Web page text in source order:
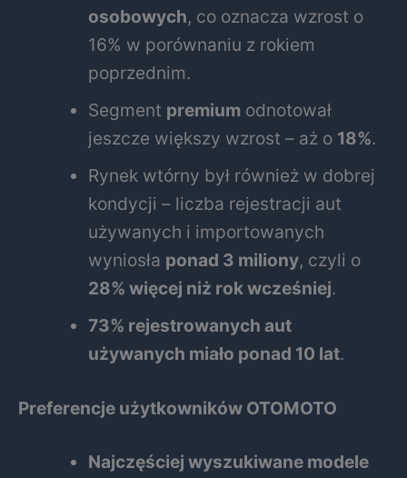
osobowych, co oznacza wzrost o
16% w porównaniu z rokiem
poprzednim.
Segment premium odnotował
jeszcze większy wzrost – aż o 18%.
Rynek wtórny był również w dobrej
kondycji – liczba rejestracji aut
używanych i importowanych
wyniosła ponad 3 miliony, czyli o
28% więcej niż rok wcześniej.
73% rejestrowanych aut
używanych miało ponad 10 lat.
Preferencje użytkowników OTOMOTO
Najczęściej wyszukiwane modele